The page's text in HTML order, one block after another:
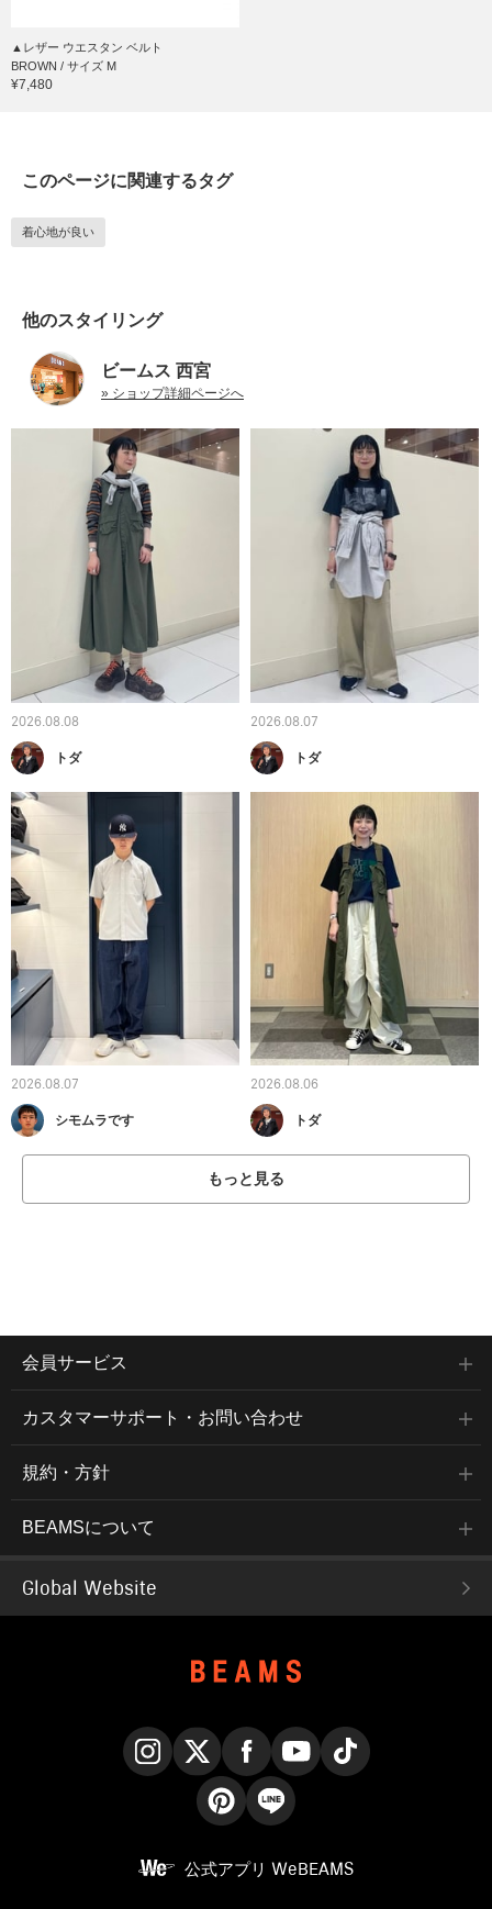
▲レザー ウエスタン ベルト
BROWN / サイズ M
¥7,480
このページに関連するタグ
着心地が良い
他のスタイリング
ビームス 西宮
» ショップ詳細ページへ
2026.08.08
トダ
2026.08.07
トダ
2026.08.07
シモムラです
2026.08.06
トダ
もっと見る
会員サービス
カスタマーサポート・お問い合わせ
規約・方針
BEAMSについて
Global Website
公式アプリ WeBEAMS